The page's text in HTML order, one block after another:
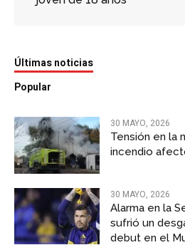
Últimas noticias
Popular
30 MAYO, 2026
Tensión en la
incendio
30 MAYO, 2026
Alarma en la
sufrió un
debut en el